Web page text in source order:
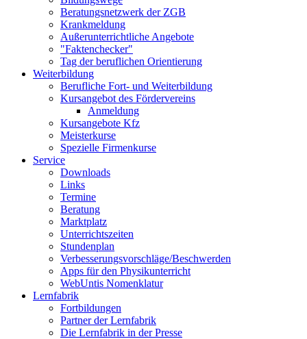
Beratungsnetzwerk der ZGB
Krankmeldung
Außerunterrichtliche Angebote
"Faktenchecker"
Tag der beruflichen Orientierung
Weiterbildung
Berufliche Fort- und Weiterbildung
Kursangebot des Fördervereins
Anmeldung
Kursangebote Kfz
Meisterkurse
Spezielle Firmenkurse
Service
Downloads
Links
Termine
Beratung
Marktplatz
Unterrichtszeiten
Stundenplan
Verbesserungsvorschläge/Beschwerden
Apps für den Physikunterricht
WebUntis Nomenklatur
Lernfabrik
Fortbildungen
Partner der Lernfabrik
Die Lernfabrik in der Presse